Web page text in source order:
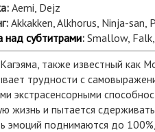
Aemi, Dejz
Akkakken, Alkhorus, Ninja-san,
над субтитрами:Smallow, Falk,
также известный как
трудности с
экстрасенсорными
жизнь и пытается
эмоций поднимаются до